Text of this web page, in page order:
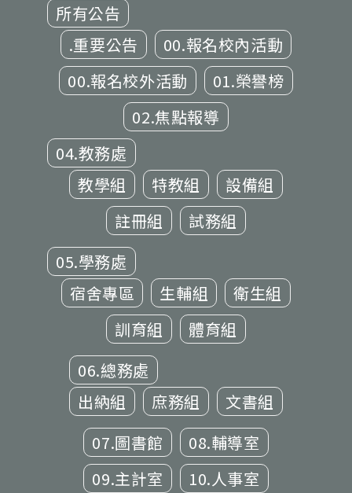
所有公告
.重要公告
00.報名校內活動
00.報名校外活動
01.榮譽榜
02.焦點報導
04.教務處
教學組
特教組
設備組
註冊組
試務組
05.學務處
宿舍專區
生輔組
衛生組
訓育組
體育組
06.總務處
出納組
庶務組
文書組
07.圖書館
08.輔導室
09.主計室
10.人事室